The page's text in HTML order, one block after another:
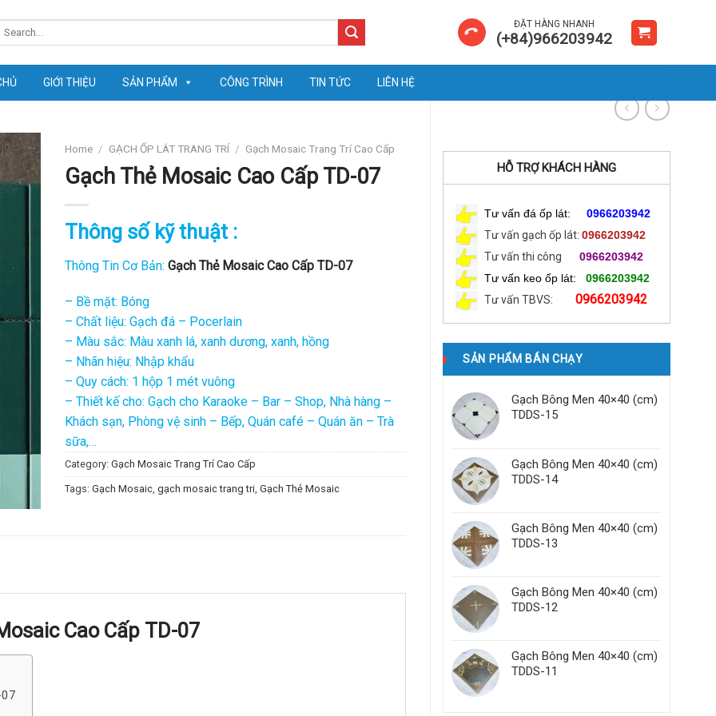
ĐẶT HÀNG NHANH
(+84)966203942
GIỚI THIỆU SẢN PHẨM CÔNG TRÌNH TIN TỨC LIÊN HỆ
HỖ TRỢ KHÁCH HÀNG
Tư vấn đá ốp lát: 0966203942
Tư vấn gạch ốp lát: 0966203942
Tư vấn thi công
0966203942
Tư vấn keo ốp lát:
0966203942
Tư vấn TBVS:
0966203942
SẢN PHẨM BÁN CHẠY
Gạch Bông Men 40×40 (cm)
TDDS-15
Gạch Bông Men 40×40 (cm)
TDDS-14
Gạch Bông Men 40×40 (cm)
TDDS-13
Gạch Bông Men 40×40 (cm)
TDDS-12
Gạch Bông Men 40×40 (cm)
TDDS-11
Home / GẠCH ỐP LÁT TRANG TRÍ / Gạch Mosaic Trang Trí Cao Cấp
Gạch Thẻ Mosaic Cao Cấp TD-07
Thông số kỹ thuật :
Thông Tin Cơ Bản: Gạch Thẻ Mosaic Cao Cấp TD-07
– Bề mặt: Bóng
– Chất liệu: Gạch đá – Pocerlain
– Màu sắc: Màu xanh lá, xanh dương, xanh, hồng
– Nhãn hiệu: Nhập khẩu
– Quy cách: 1 hộp 1 mét vuông
– Thiết kế cho: Gạch cho Karaoke – Bar – Shop, Nhà hàng –
Khách sạn, Phòng vệ sinh – Bếp, Quán café – Quán ăn – Trà
sữa,…
Category: Gạch Mosaic Trang Trí Cao Cấp
Tags: Gạch Mosaic, gạch mosaic trang tri, Gạch Thẻ Mosaic
Cao Cấp TD-07